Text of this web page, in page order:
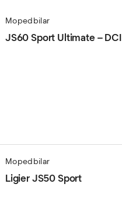
Mopedbilar
JS60 Sport Ultimate – DCI
Mopedbilar
Ligier JS50 Sport